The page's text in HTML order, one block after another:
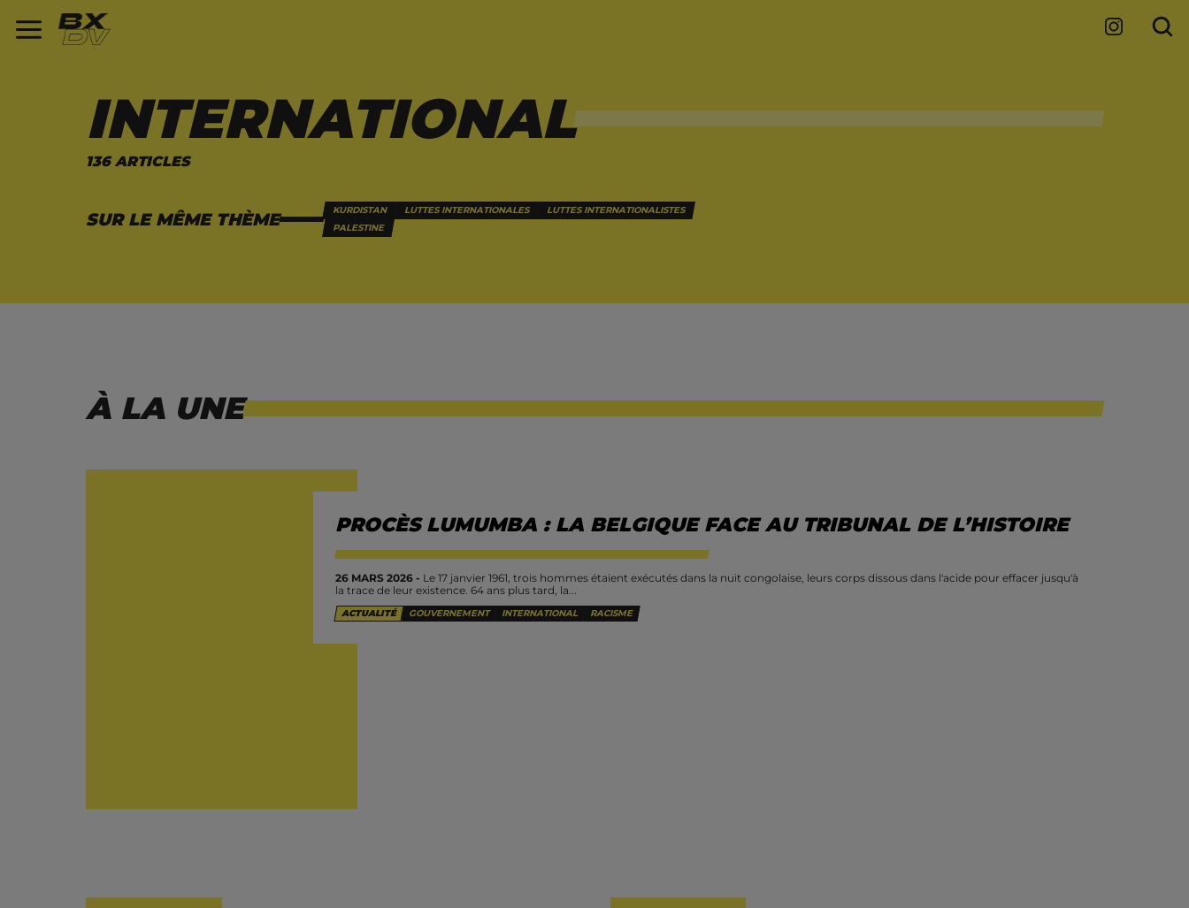
INTERNATIONAL
136 ARTICLES
SUR LE MÊME THÈME KURDISTAN LUTTES INTERNATIONALES
LUTTES INTERNATIONALISTES
PALESTINE
À LA UNE
PROCÈS LUMUMBA : LA BELGIQUE FACE AU TRIBUNAL DE L’HISTOIRE
26 MARS 2026 - Le 17 janvier 1961, trois hommes étaient exécutés dans la nuit congolaise, leurs corps dissous dans l'acide pour effacer jusqu'à
la trace de leur existence. 64 ans plus tard, la...
ACTUALITÉ GOUVERNEMENT INTERNATIONAL RACISME